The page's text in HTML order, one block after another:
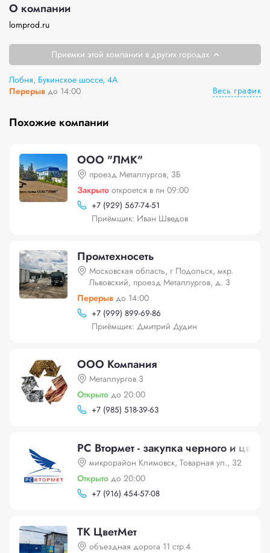
О компании
lomprod.ru
Приемки этой компании в других городах
Лобня, Букинское шоссе, 4А
Перерыв до 14:00 Весь график
Похожие компании
ООО "ЛМК"
проезд Металлургов, 3Б
Закрыто откроется в пн 09:00
+7 (929) 567-74-51
Приёмщик: Иван Шведов
Промтехносеть
Московская область, г Подольск, мкр.
Львовский, проезд Металлургов, д. 3
Перерыв до 14:00
+7 (999) 899-69-86
Приёмщик: Дмитрий Дудин
ООО Компания
Металлургов 3
Открыто до 20:00
+7 (985) 518-39-63
РС Втормет - закупка черного и
микрорайон Климовск, Товарная ул., 32
Открыто до 20:00
+7 (916) 454-57-08
ТК ЦветМет
объездная дорога 11 стр.4